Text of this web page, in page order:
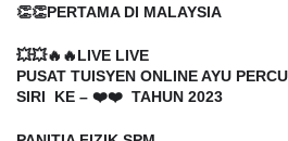
👏👏PERTAMA DI MALAYSIA
💥💥🔥🔥LIVE LIVE
PUSAT TUISYEN ONLINE AYU
SIRI KE – ❤️❤️ TAHUN 2023